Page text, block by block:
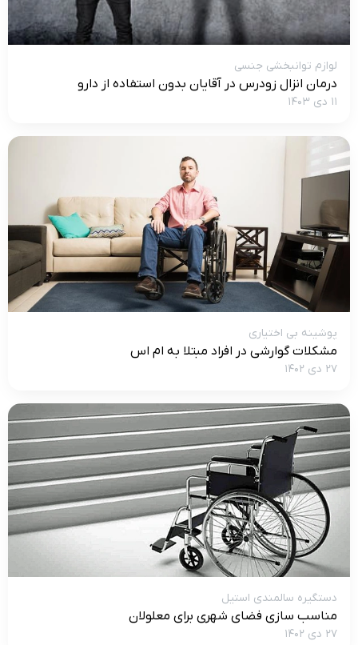
لوازم توانبخشی جنسی
درمان انزال زودرس در آقایان بدون استفاده از دارو
۱۱ دی ۱۴۰۳
پوشینه بی اختیاری
مشکلات گوارشی در افراد مبتلا به ام اس
۲۷ دی ۱۴۰۲
دستگیره سالمندی استیل
مناسب سازی فضای شهری برای معلولان
۲۷ دی ۱۴۰۲